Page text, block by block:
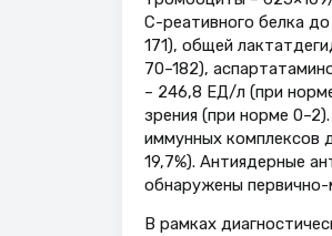
С-реативного белка
171), общей
70–182),
– 246,8 ЕД/л (при
зрения (при норме
иммунных комплексов
19,7%). Антиядерные
обнаружены
В рамках